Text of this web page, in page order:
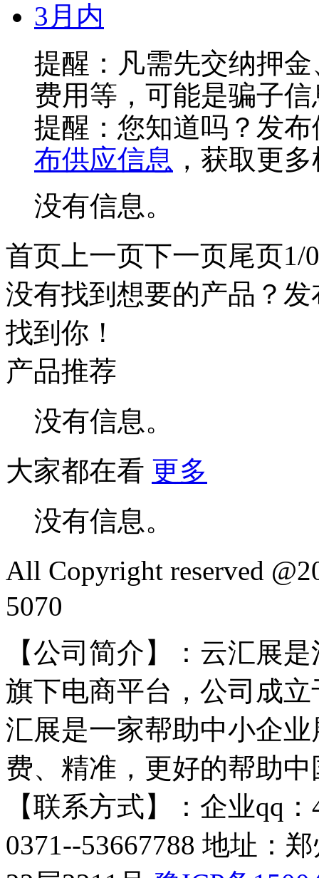
3月内
提醒：凡需先交纳押
费用等，可能是骗子
提醒：您知道吗？发
布供应信息 ，获取更
没有信息。
首页 上一页下一页尾页1/
没有找到想要的产品？
找到你！
产品推荐
没有信息。
大家都在看 更多
没有信息。
All Copyright reserved
5070
【公司简介】：云汇展
旗下电商平台，公司成
汇展是一家帮助中小企
费、精准，更好的帮助
【联系方式】：企业qq
0371--53667788 地址：